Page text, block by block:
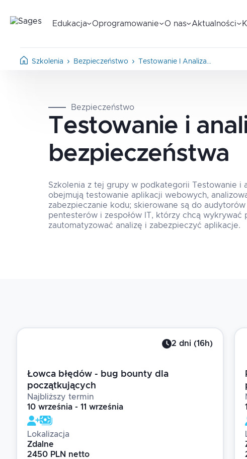
Edukacja Oprogramowanie O nas Aktualności
Szkolenia Bezpieczeństwo Testowanie I Analiza…
Bezpieczeństwo
Testowanie i
bezpieczeństwa
Szkolenia z tej grupy w podkategorii Testowanie i
obejmują testowanie aplikacji webowych,
zabezpieczanie kodu; skierowane są do
pentesterów i zespołów IT, którzy chcą wykrywać
zautomatyzować analizę i zabezpieczyć aplikacje.
2 dni (16h)
Łowca błędów - bug bounty dla
początkujących
Najbliższy termin
10 września - 11 września
Lokalizacja
Zdalne
2450 PLN netto